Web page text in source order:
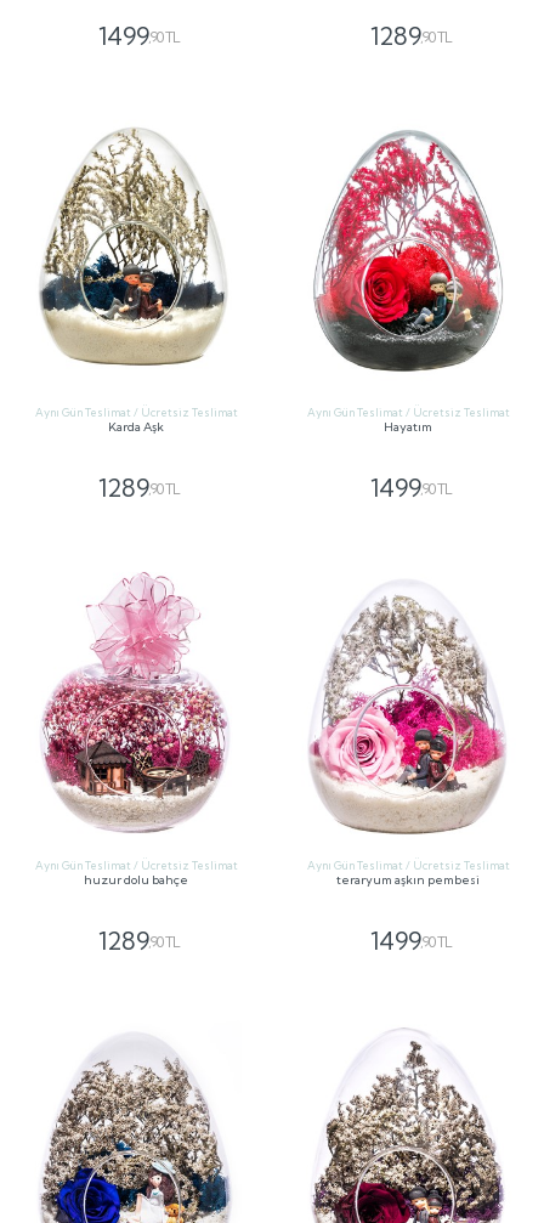
1499,90 TL 1289,90 TL
Aynı Gün Teslimat / Ücretsiz Teslimat
Karda Aşk
1289,90 TL
Aynı Gün Teslimat / Ücretsiz Teslimat
Hayatım
1499,90 TL
Aynı Gün Teslimat / Ücretsiz Teslimat
huzur dolu bahçe
1289,90 TL
Aynı Gün Teslimat / Ücretsiz Teslimat
teraryum aşkın pembesi
1499,90 TL